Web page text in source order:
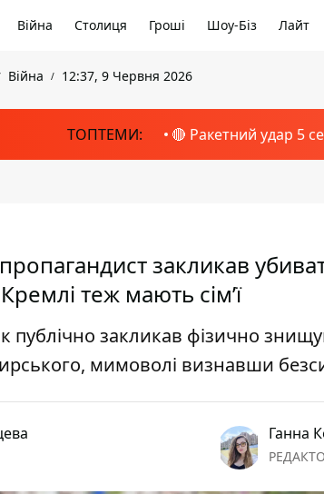
Війна Столиця Гроші Шоу-Біз Лайт
Війна 12:37, 9 Червня 2026
ТОПТЕМИ: 🔴 Ракетний удар 5
закликав
теж мають сім’ї
публічно закликав фізично
мимоволі визнавши
Ганна